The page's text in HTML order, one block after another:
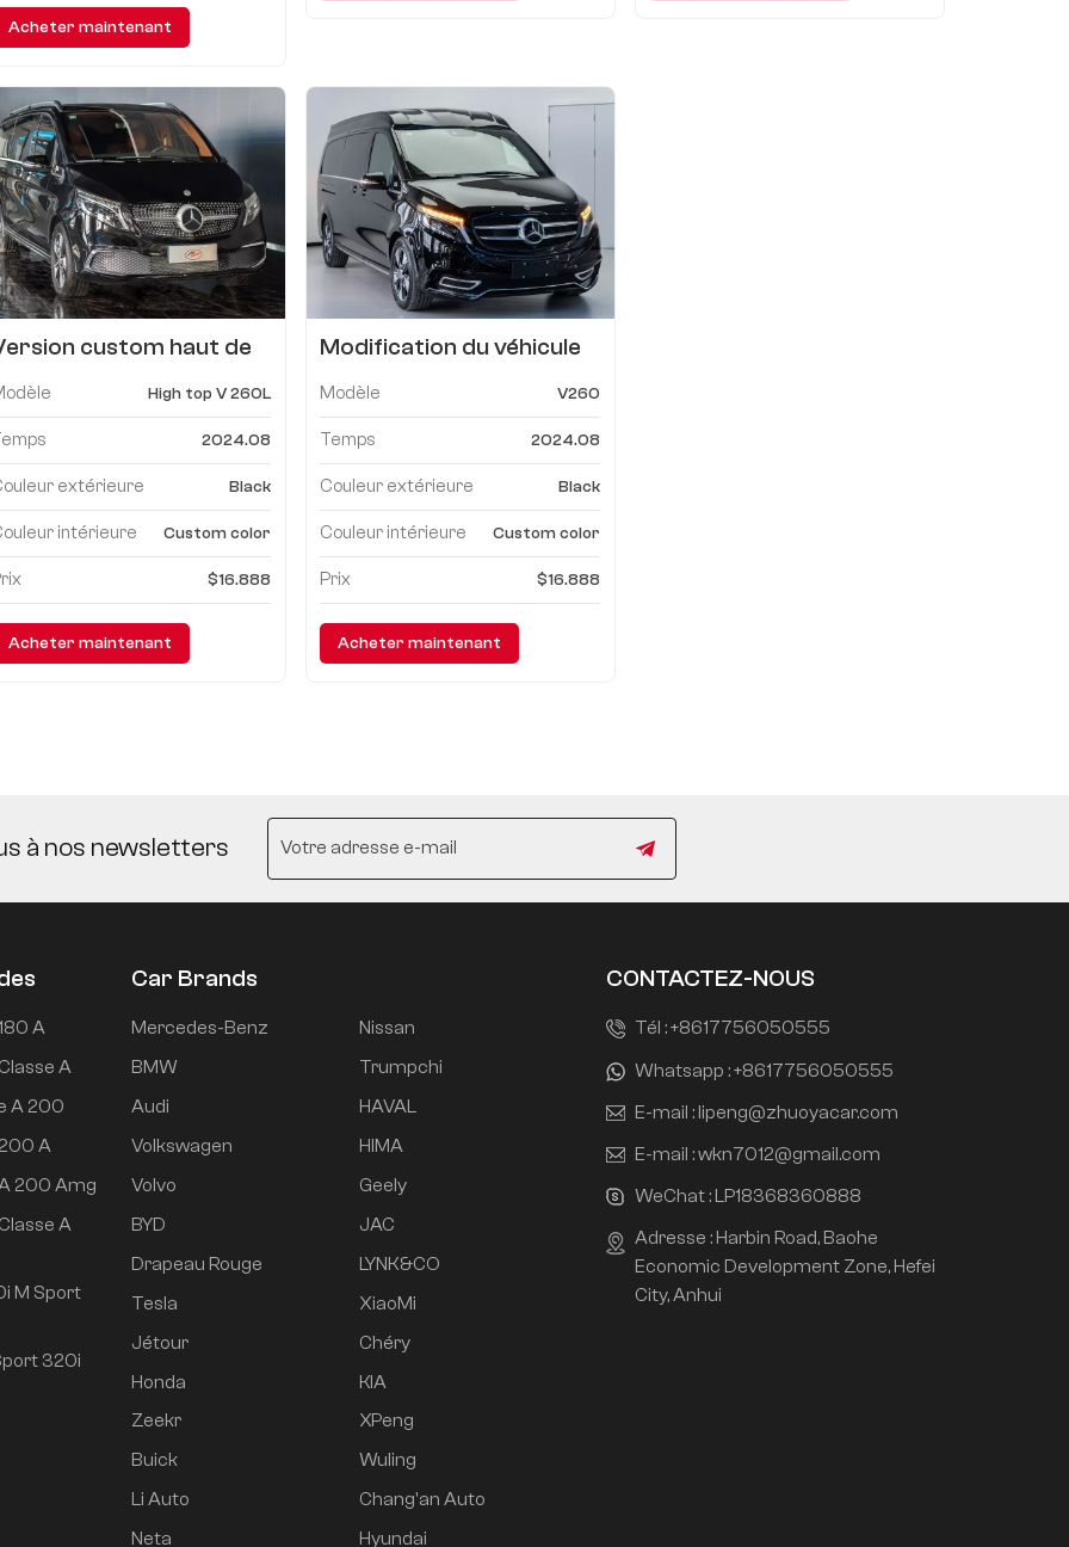
Acheter maintenant
custom haut de
High top V 260L
2024.08
extérieure Black
intérieure Custom color
$16.888
Acheter maintenant
Modification du véhicule
V260
Modèle V260
Temps 2024.08
Couleur extérieure Black
Couleur intérieure Custom color
Prix $16.888
Acheter maintenant
à nos newsletters
A
A
A 200
A
200 Amg
A
M Sport
320i
Car Brands
Mercedes-Benz
BMW
Audi
Volkswagen
Volvo
BYD
Drapeau Rouge
Tesla
Jétour
Honda
Zeekr
Buick
Li Auto
Neta
Nissan
Trumpchi
HAVAL
HIMA
Geely
JAC
LYNK&CO
XiaoMi
Chéry
KIA
XPeng
Wuling
Chang'an Auto
Hyundai
CONTACTEZ-NOUS
Tél :+8617756050555
Whatsapp :+8617756050555
E-mail : lipeng@zhuoyacar.com
E-mail :wkn7012@gmail.com
WeChat : LP18368360888
Adresse : Harbin Road, Baohe
Economic Development Zone, Hefei
City, Anhui